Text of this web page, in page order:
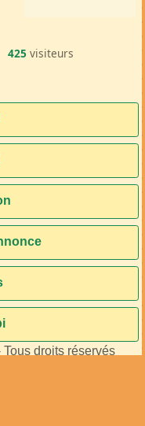
425 visiteurs
droits réservés